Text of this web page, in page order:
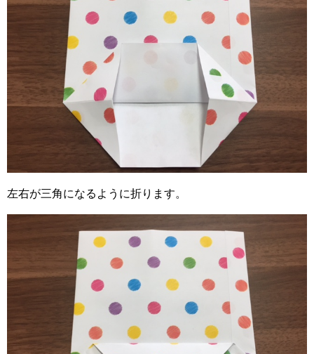
左右が三角になるように折ります。